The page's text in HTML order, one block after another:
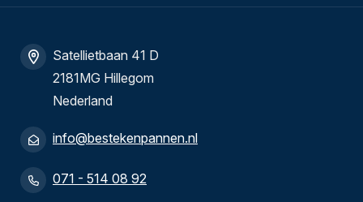
Satellietbaan 41 D
2181MG Hillegom
Nederland
info@bestekenpannen.nl
071 - 514 08 92